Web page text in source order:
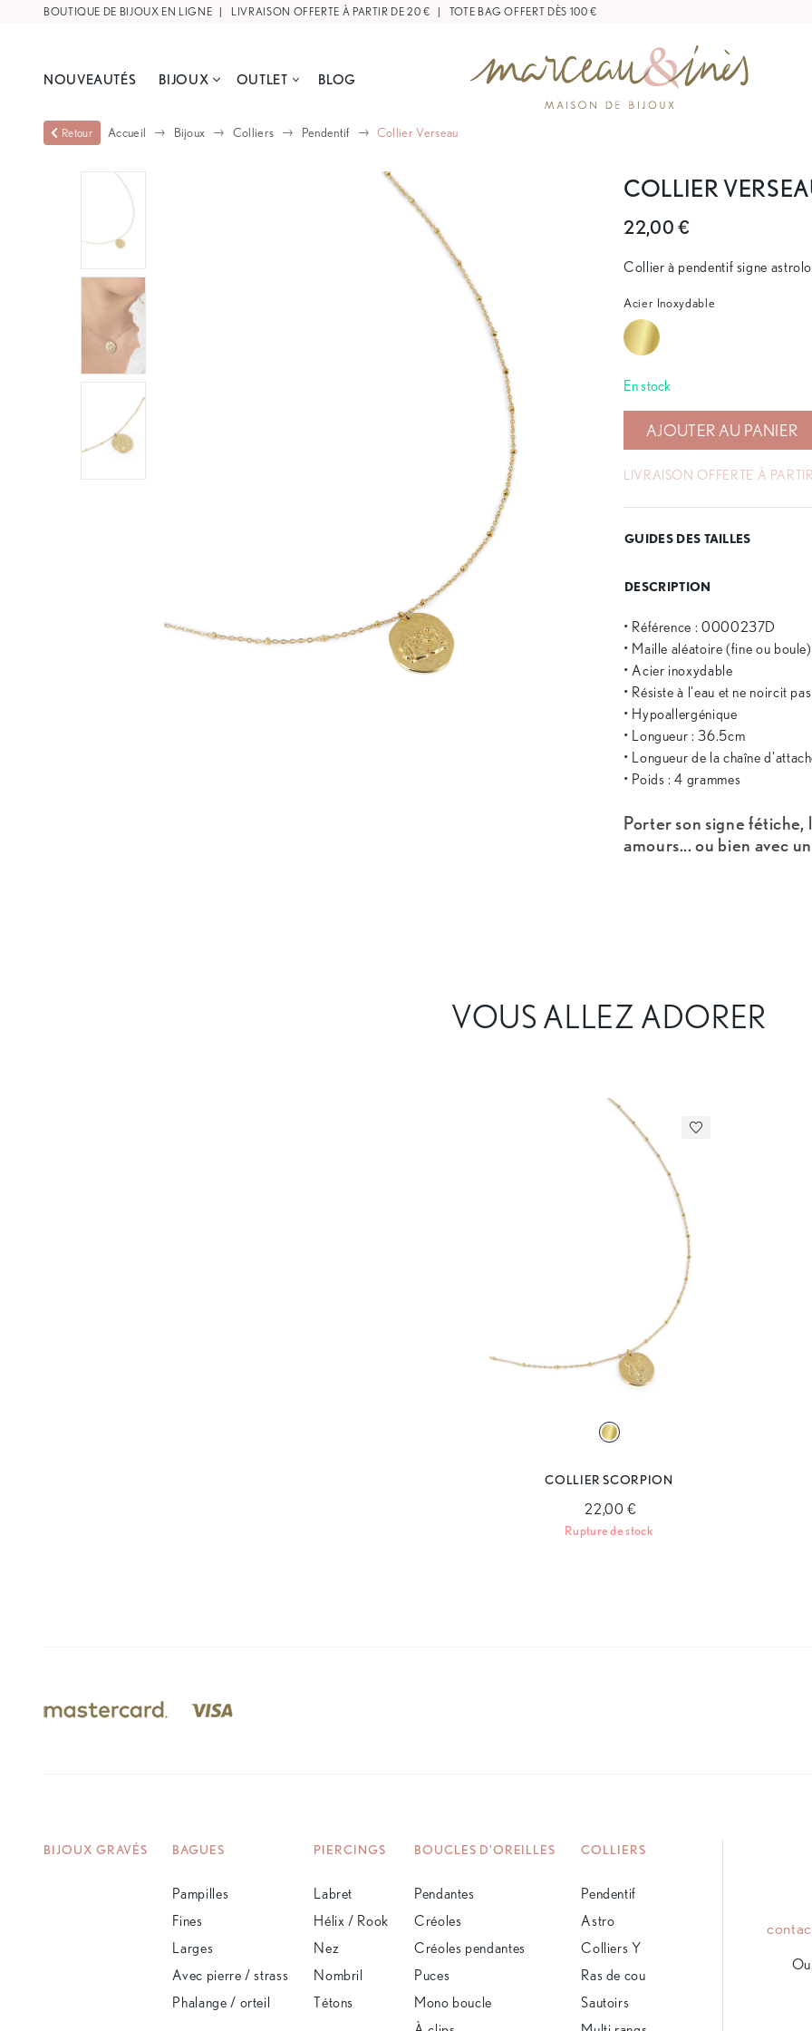
BOUTIQUE DE BIJOUX EN LIGNE | LIVRAISON OFFERTE À PARTIR DE 20 € | TOTE BAG OFFERT DÈS 100 €
NOUVEAUTÉS BIJOUX OUTLET BLOG
Retour Accueil Bijoux Colliers Pendentif Collier Verseau
COLLIER
22,00 €
Collier à pendentif signe
Acier Inoxydable
En stock
AJOUTER AU PANIER
LIVRAISON OFFERTE À
GUIDES DES TAILLES
DESCRIPTION
• Référence : 0000237D
• Maille aléatoire (fine ou boule)
• Acier inoxydable
• Résiste à l'eau et ne noircit pas
• Hypoallergénique
• Longueur : 36.5cm
• Longueur de la chaîne
• Poids : 4 grammes
Porter son signe fétiche,
amours... ou bien avec
VOUS ALLEZ ADORER
COLLIER SCORPION
22,00 €
Rupture de stock
BIJOUX GRAVÉS BAGUES
Pampilles
Fines
Larges
Avec pierre / strass
Phalange / orteil
PIERCINGS
Labret
Hélix / Rook
Nez
Nombril
Tétons
BOUCLES D'OREILLES
Pendantes
Créoles
Créoles pendantes
Puces
Mono boucle
COLLIERS
Pendentif
Astro
Colliers Y
Ras de cou
Sautoirs